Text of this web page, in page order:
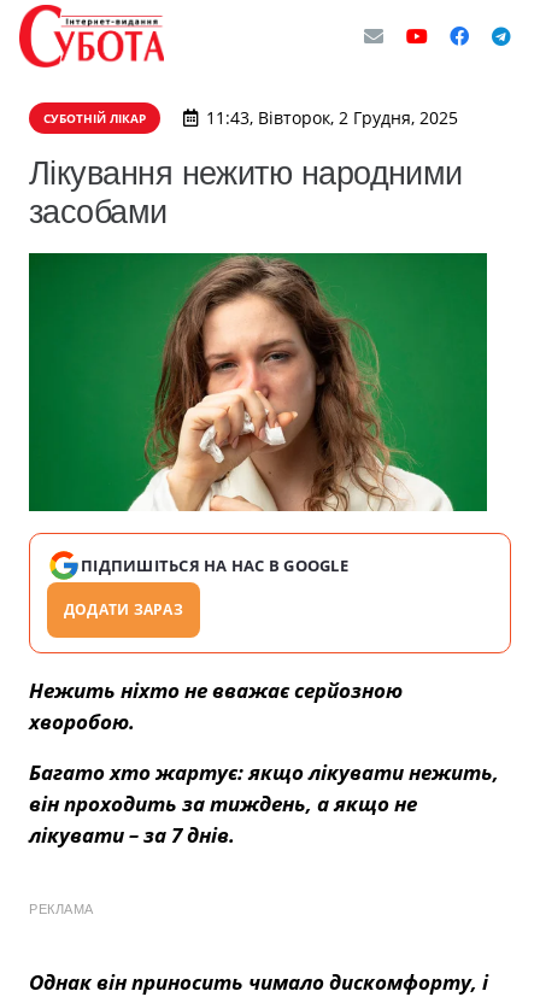
СУБОТНІЙ ЛІКАР 11:43, Вівторок, 2 Грудня, 2025
Лікування нежитю народними
засобами
ПІДПИШІТЬСЯ НА НАС В GOOGLE
ДОДАТИ ЗАРАЗ
Нежить ніхто не вважає серйозною
хворобою.
Багато хто жартує: якщо лікувати нежить,
він проходить за тиждень, а якщо не
лікувати – за 7 днів.
РЕКЛАМА
Однак він приносить чимало дискомфорту, і